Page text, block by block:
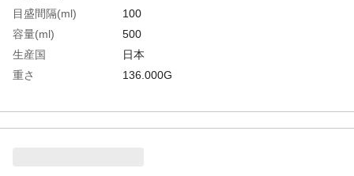
目盛間隔(ml)
100
容量(ml)
500
生産国
日本
重さ
136.000G